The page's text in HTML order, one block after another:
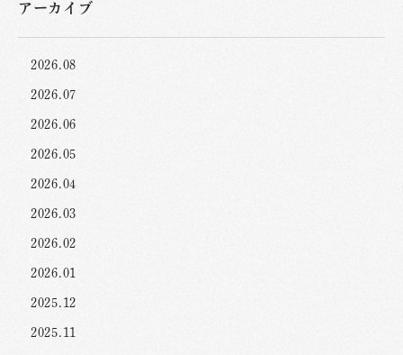
アーカイブ
2026.08
2026.07
2026.06
2026.05
2026.04
2026.03
2026.02
2026.01
2025.12
2025.11